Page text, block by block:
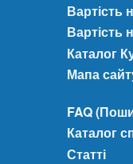
Вартість
Вартість
Каталог
Мапа
FAQ
Каталог
Статті